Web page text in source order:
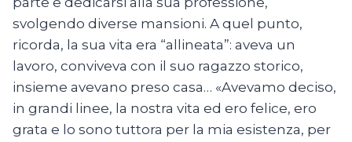
svolgendo diverse mansioni. A quel punto,
ricorda, la sua vita era “allineata”: aveva un
lavoro, conviveva con il suo ragazzo storico,
insieme avevano preso casa… «Avevamo deciso,
in grandi linee, la nostra vita ed ero felice, ero
grata e lo sono tuttora per la mia esistenza, per